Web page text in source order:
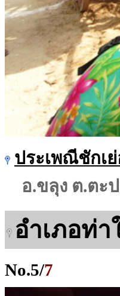
ประเพณีชักเ
อ.ขลุง ต.ตะ
อำเภอท่า
No.5/7